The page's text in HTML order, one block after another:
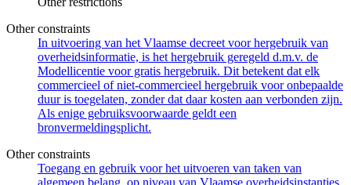
Other constraints
In uitvoering van het Vlaamse decreet voor hergebruik van
overheidsinformatie, is het hergebruik geregeld d.m.v. de
Modellicentie voor gratis hergebruik. Dit betekent dat elk
commercieel of niet-commercieel hergebruik voor onbepaalde
duur is toegelaten, zonder dat daar kosten aan verbonden zijn.
Als enige gebruiksvoorwaarde geldt een
bronvermeldingsplicht.
Other constraints
Toegang en gebruik voor het uitvoeren van taken van